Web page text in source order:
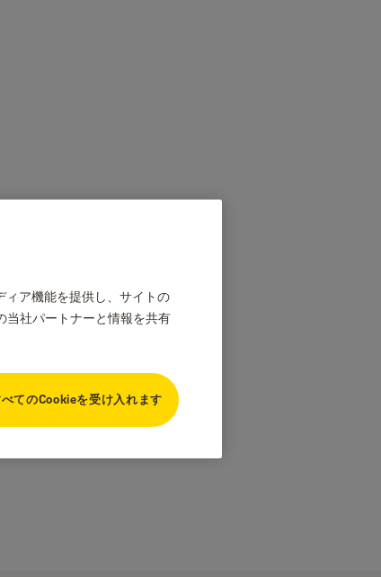
ィア機能を提供し、サイトの
当社パートナーと情報を共有
てのCookieを受け入れます